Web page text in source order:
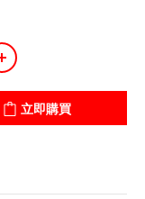
立即購買